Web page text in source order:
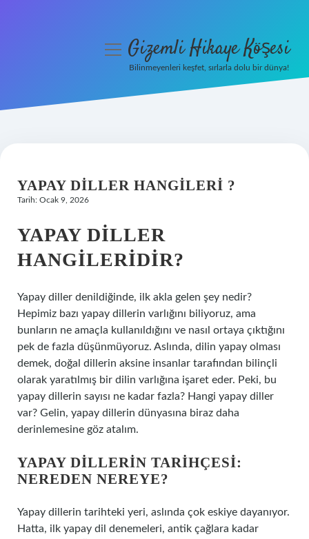
Hakkımızda
menüyüGizemli Hikaye Köşesi
Bilinmeyenleri keşfet, sırlarla dolu bir dünya!
YAPAY DILLER HANGILERI ?
Tarih: Ocak 9, 2026
YAPAY DILLER
HANGILERIDIR?
Yapay diller denildiğinde, ilk akla gelen şey nedir?
Hepimiz bazı yapay dillerin varlığını biliyoruz, ama
bunların ne amaçla kullanıldığını ve nasıl ortaya çıktığını
pek de fazla düşünmüyoruz. Aslında, dilin yapay olması
demek, doğal dillerin aksine insanlar tarafından bilinçli
olarak yaratılmış bir dilin varlığına işaret eder. Peki, bu
yapay dillerin sayısı ne kadar fazla? Hangi yapay diller
var? Gelin, yapay dillerin dünyasına biraz daha
derinlemesine göz atalım.
YAPAY DILLERIN TARIHÇESI:
NEREDEN NEREYE?
Yapay dillerin tarihteki yeri, aslında çok eskiye dayanıyor.
Hatta, ilk yapay dil denemeleri, antik çağlara kadar